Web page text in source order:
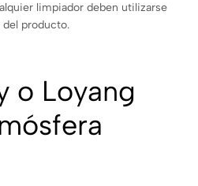
limpiador deben utilizarse
producto.
o Loyang